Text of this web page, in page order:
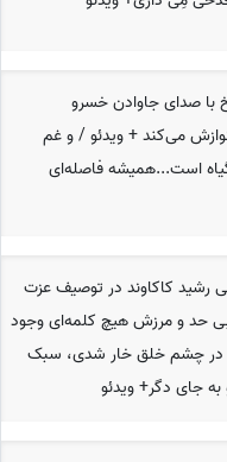
با صدای جاوادن خسرو
می‌کند + ویدئو / و غم
است...همیشه فاصله‌ای
رشید کاکاوند در توصیف عزت
حد و مرزش هیچ کلمه‌ای وجود
در چشم خلق خار شدی، سبک
جای دگر+ ویدئو